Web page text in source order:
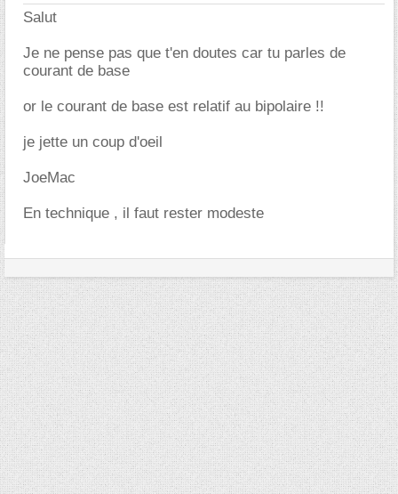
Salut
Je ne pense pas que t'en doutes car tu parles de
courant de base
or le courant de base est relatif au bipolaire !!
je jette un coup d'oeil
JoeMac
En technique , il faut rester modeste